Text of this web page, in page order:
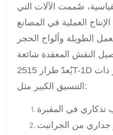
صُممت الآلات التي
العملية في المصانع
الطويلة وألواح الحجر
يُعدّ طراز 2515T-1D مناسبًا لمهام نقش الأحجار ذات
التنسيق الكبير مثل:
في المقبرة
جداري من الجرانيت